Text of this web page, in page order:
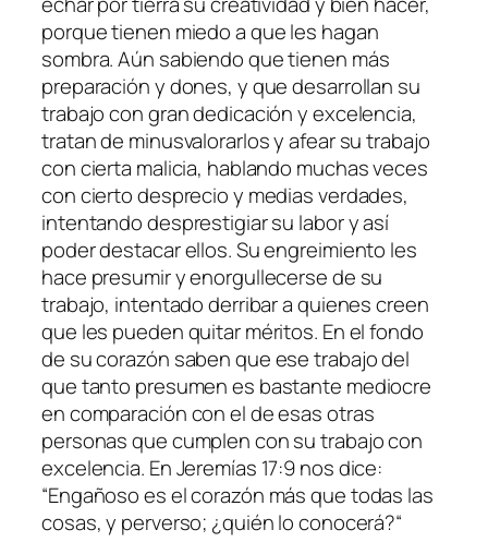
porque tienen miedo a que les hagan
sombra. Aún sabiendo que tienen más
preparación y dones, y que desarrollan su
trabajo con gran dedicación y excelencia,
tratan de minusvalorarlos y afear su trabajo
con cierta malicia, hablando muchas veces
con cierto desprecio y medias verdades,
intentando desprestigiar su labor y así
poder destacar ellos. Su engreimiento les
hace presumir y enorgullecerse de su
trabajo, intentado derribar a quienes creen
que les pueden quitar méritos. En el fondo
de su corazón saben que ese trabajo del
que tanto presumen es bastante mediocre
en comparación con el de esas otras
personas que cumplen con su trabajo con
excelencia. En Jeremías 17:9 nos dice:
“Engañoso es el corazón más que todas las
cosas, y perverso; ¿quién lo conocerá?“